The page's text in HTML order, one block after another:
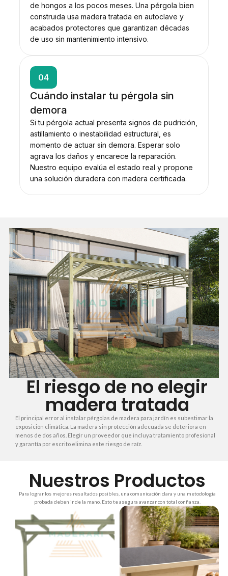
de hongos a los pocos meses. Una pérgola bien
construida usa madera tratada en autoclave y
acabados protectores que garantizan décadas
de uso sin mantenimiento intensivo.
04
Cuándo instalar tu pérgola sin
demora
Si tu pérgola actual presenta signos de pudrición,
astillamiento o inestabilidad estructural, es
momento de actuar sin demora. Esperar solo
agrava los daños y encarece la reparación.
Nuestro equipo evalúa el estado real y propone
una solución duradera con madera certificada.
El riesgo de no elegir
madera tratada
El principal error al instalar pérgolas de madera para jardín es subestimar la
exposición climática. La madera sin protección adecuada se deteriora en
menos de dos años. Elegir un proveedor que incluya tratamiento profesional
y garantía por escrito elimina este riesgo de raíz.
Nuestros Productos
Para lograr los mejores resultados posibles, una comunicación clara y una metodología
probada deben ir de la mano. Esto te asegura avanzar con total confianza.